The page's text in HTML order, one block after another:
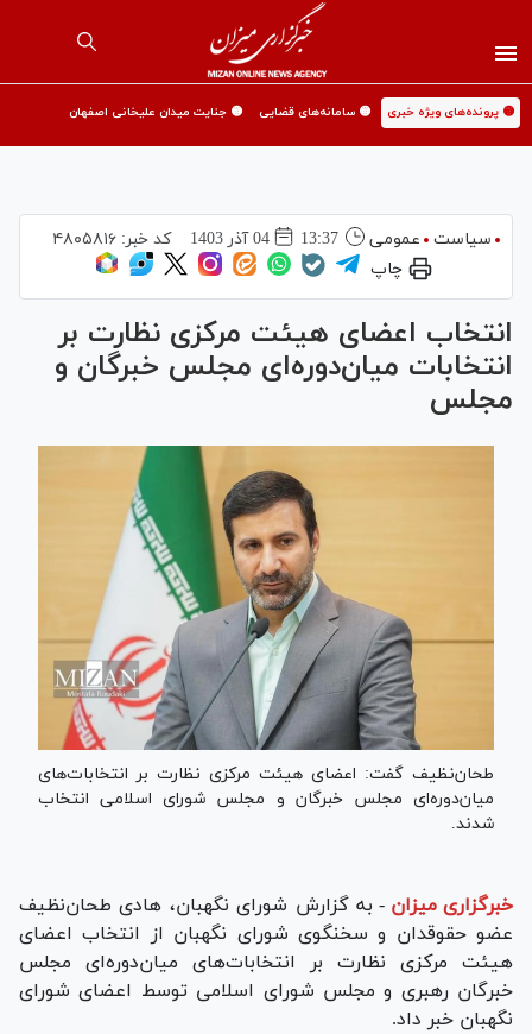
🟡 پرونده‌های ویژه خبری 🟡 سامانه‌های قضایی 🟡 جنایت میدان علیخانی اصفهان
سیاست عمومی 13:37 04 آذر 1403 کد خبر:۴۸۰۵۸۱۶
چاپ
انتخاب اعضای هیئت مرکزی نظارت بر
انتخابات میان‌دوره‌ای مجلس خبرگان و
مجلس
طحان‌نظیف گفت: اعضای هیئت مرکزی نظارت بر انتخابات‌های
میان‌دوره‌ای مجلس خبرگان و مجلس شورای اسلامی انتخاب
شدند.
خبرگزاری میزان - به گزارش شورای نگهبان، هادی طحان‌نظیف
عضو حقوقدان و سخنگوی شورای نگهبان از انتخاب اعضای
هیئت مرکزی نظارت بر انتخابات‌های میان‌دوره‌ای مجلس
خبرگان رهبری و مجلس شورای اسلامی توسط اعضای شورای
نگهبان خبر داد.